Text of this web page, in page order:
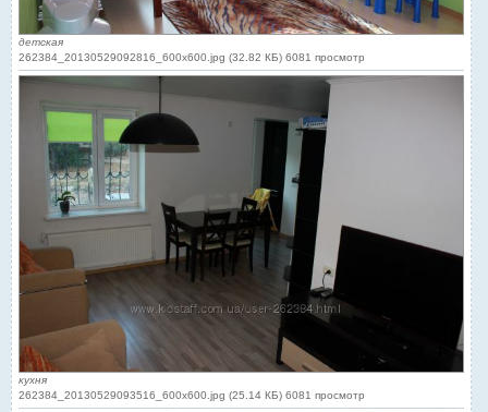
детская
262384_20130529092816_600x600.jpg (32.82 КБ) 6081 просмотр
кухня
262384_20130529093516_600x600.jpg (25.14 КБ) 6081 просмотр